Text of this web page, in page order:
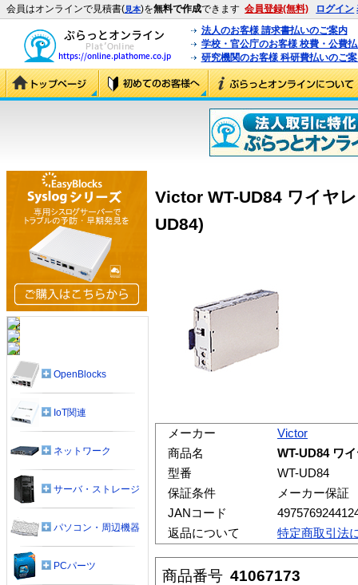
会員はオンラインで見積書(見本)を無料で作成できます 会員登録(無料) ログイン
法人のお客様 請求書払いのご案内
学校・官公庁のお客様 校費・公費
研究機関のお客様 科研費払いのご
Victor WT-UD84 ワイヤ
UD84)
メーカー
Victor
商品名
WT-UD84 ワ
型番
WT-UD84
保証条件
メーカー保証
JANコード
返品について
特定商取引法
商品番号 41067173
OpenBlocks
IoT関連
ネットワーク
サーバ・ストレージ
パソコン・周辺機器
PCパーツ